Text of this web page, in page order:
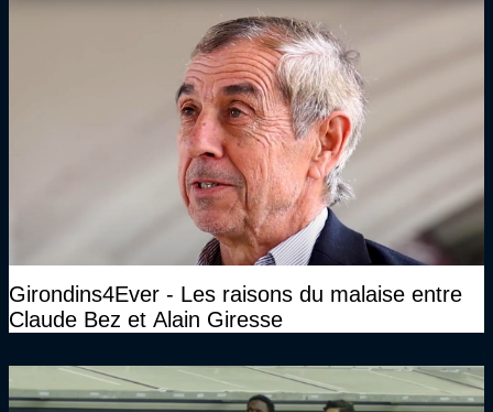
Girondins4Ever - Les raisons du malaise entre
Claude Bez et Alain Giresse